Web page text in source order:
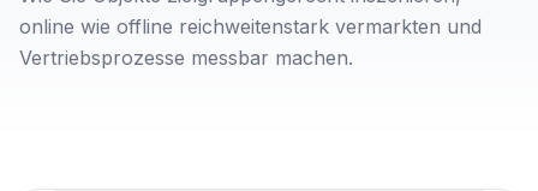
online wie offline reichweitenstark vermarkten und
Vertriebsprozesse messbar machen.